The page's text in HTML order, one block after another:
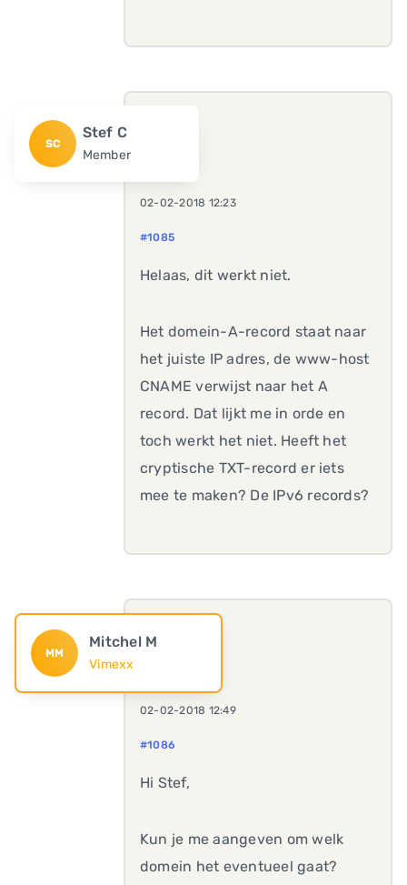
SC
Stef C
Member
02-02-2018 12:23
#1085
Helaas, dit werkt niet.
Het domein-A-record staat naar
het juiste IP adres, de www-host
CNAME verwijst naar het A
record. Dat lijkt me in orde en
toch werkt het niet. Heeft het
cryptische TXT-record er iets
mee te maken? De IPv6 records?
MM
Mitchel M
Vimexx
02-02-2018 12:49
#1086
Hi Stef,
Kun je me aangeven om welk
domein het eventueel gaat?